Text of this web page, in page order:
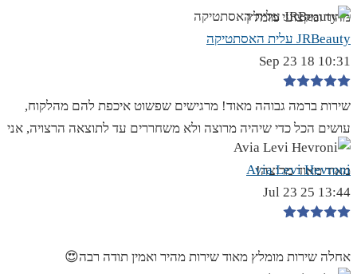
מהיר ומקצועי מומלץ
JRBeauty עלית האסתטיקה
10:31 18 Sep 23
שירות ברמה גבוהה מאוד! מרגישים שפשוט איכפת להם מהלקוח,
עושים הכל כדי שיהיה מרוצה ולא משחררים עד לתוצאה הרצויה, אני
מאוד מאוד מרוצה!
Avia Levi Hevroni
13:44 25 Jul 23
אחלה שירות מומלץ מאוד שירות מהיר ואמין תודה רבה😍